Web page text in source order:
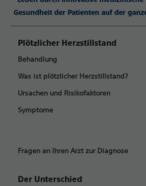
Gesundheit der Patienten auf der
Plötzlicher Herzstillstand
Behandlung
Was ist plötzlicher Herzstillstand?
Ursachen und Risikofaktoren
Symptome
Fragen an Ihren Arzt zur Diagnose
Der Unterschied